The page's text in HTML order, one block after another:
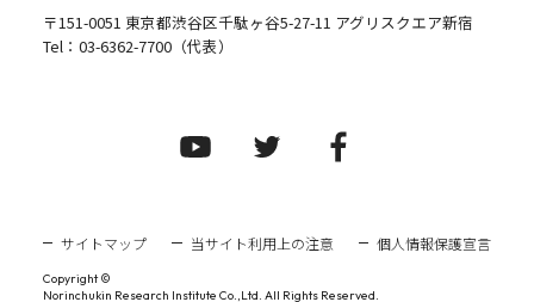
〒151-0051 東京都渋谷区千駄ヶ谷5-27-11 アグリスクエア新宿
Tel： 03-6362-7700（代表）
サイトマップ 当サイト利用上の注意 個人情報保護宣言
Copyright ©
Norinchukin Research Institute Co.,Ltd. All Rights Reserved.